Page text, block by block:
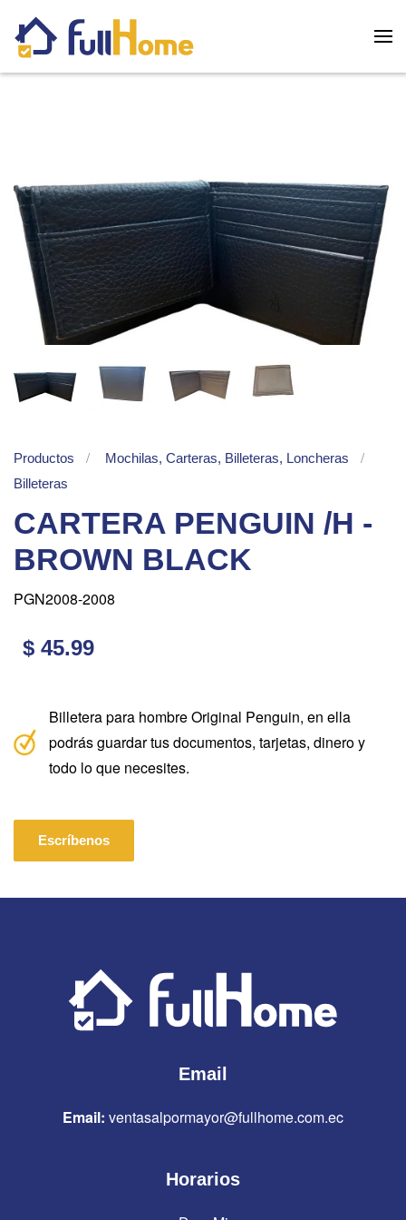
Skip to main content
Productos
Mochilas, Carteras, Billeteras, Loncheras
Billeteras
CARTERA PENGUIN /H -
BROWN BLACK
PGN2008-2008
$ 45.99
Billetera para hombre Original Penguin, en ella
podrás guardar tus documentos, tarjetas, dinero y
todo lo que necesites.
Escríbenos
Email
Email: ventasalpormayor@fullhome.com.ec
Horarios